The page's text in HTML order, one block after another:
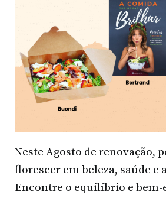
Neste Agosto de renovação,
florescer em beleza, saúde e
Encontre o equilíbrio e bem-